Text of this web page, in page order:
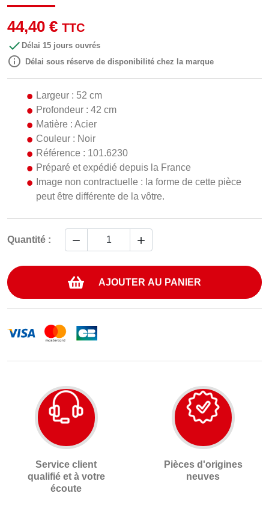
44,40 € TTC
 Délai 15 jours ouvrés
 Délai sous réserve de disponibilité chez la marque
Largeur : 52 cm
Profondeur : 42 cm
Matière : Acier
Couleur : Noir
Référence : 101.6230
Préparé et expédié depuis la France
Image non contractuelle : la forme de cette pièce
peut être différente de la vôtre.
Quantité :  
AJOUTER AU PANIER
Service client
qualifié et à votre
écoute
Pièces d'origines
neuves